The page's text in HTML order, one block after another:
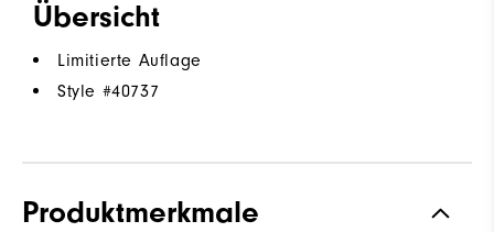
Übersicht
Limitierte Auflage
Style #40737
Produktmerkmale